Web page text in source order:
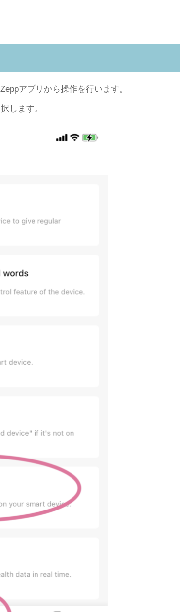
アプリから操作を行います。
します。